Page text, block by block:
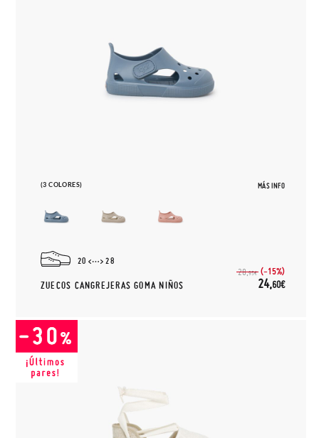
(3 COLORES) MÁS INFO
20 28
ZUECOS CANGREJERAS GOMA NIÑOS
28,95€ (-15%)
24,60€